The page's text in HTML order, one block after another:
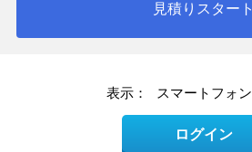
見積りスタート
表示： スマートフォン
ログイン